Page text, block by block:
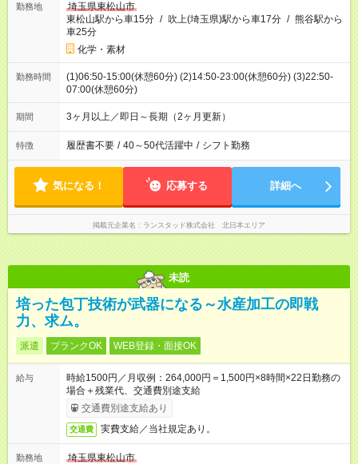
勤務地
埼玉県東松山市
東松山駅から車15分 / 吹上(埼玉県)駅から車17分 / 熊谷駅から
車25分
化学・素材
勤務時間
(1)06:50-15:00(休憩60分) (2)14:50-23:00(休憩60分) (3)22:50-
07:00(休憩60分)
期間 3ヶ月以上／即日～長期（2ヶ月更新）
特徴 履歴書不要 / 40～50代活躍中 / シフト勤務
気になる！ 応募する 詳細へ
掲載元企業名 ランスタッド株式会社 北日本エリア
未読
培った包丁技術が武器になる～水産加工の即戦
力、求ム。
派遣 ブランクOK WEB登録・面接OK
給与
時給1500円／月収例：264,000円＝1,500円×8時間×22日勤務の
場合＋残業代、交通費別途支給
交通費別途支給あり
交通費 実費支給／当社規定あり。
勤務地
埼玉県東松山市